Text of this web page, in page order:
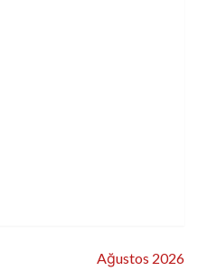
Ağustos 2026